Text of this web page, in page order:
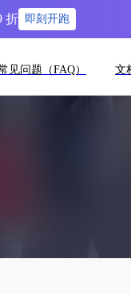
见问题（FAQ） 文
折 即刻开跑